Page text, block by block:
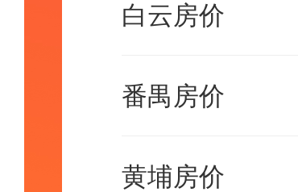
白云房价
番禺房价
黄埔房价